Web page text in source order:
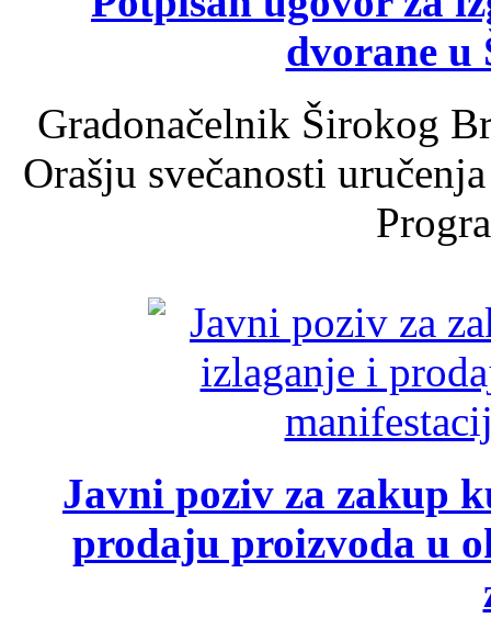
dvorane u
Gradonačelnik Širokog
Orašju svečanosti
Javni poziv za zakup
prodaju proizvoda u